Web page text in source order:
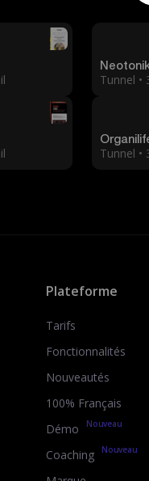
Tunnel •
Tunnel •
Plateforme
Tarifs
Fonctionnalités
Nouveautés
100% Français
Démo
Nouveau
Coaching Nouveau